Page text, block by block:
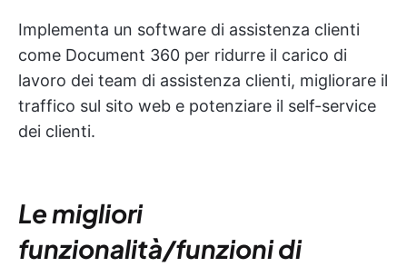
Implementa un software di assistenza clienti
come Document 360 per ridurre il carico di
lavoro dei team di assistenza clienti, migliorare il
traffico sul sito web e potenziare il self-service
dei clienti.
Le migliori
funzionalità/funzioni di